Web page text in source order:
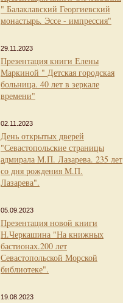
" Балаклавский Георгиевский
монастырь. Эссе - импрессия"
29.11.2023
Презентация книги Елены
Маркиной " Детская городская
больница. 40 лет в зеркале
времени"
02.11.2023
День открытых дверей
"Севастопольские страницы
адмирала М.П. Лазарева. 235 лет
со дня рождения М.П.
Лазарева".
05.09.2023
Презентация новой книги
Н.Черкашина "На книжных
бастионах.200 лет
Севастопольской Морской
библиотеке".
19.08.2023